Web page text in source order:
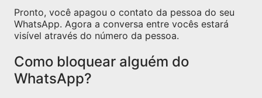
Pronto, você apagou o contato da pessoa do seu
WhatsApp. Agora a conversa entre vocês estará
visível através do número da pessoa.
Como bloquear alguém do
WhatsApp?